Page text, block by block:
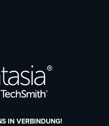
IN VERBINDUNG!